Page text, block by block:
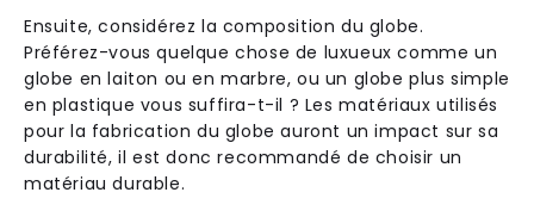
Ensuite, considérez la composition du globe.
Préférez-vous quelque chose de luxueux comme un
globe en laiton ou en marbre, ou un globe plus simple
en plastique vous suffira-t-il ? Les matériaux utilisés
pour la fabrication du globe auront un impact sur sa
durabilité, il est donc recommandé de choisir un
matériau durable.